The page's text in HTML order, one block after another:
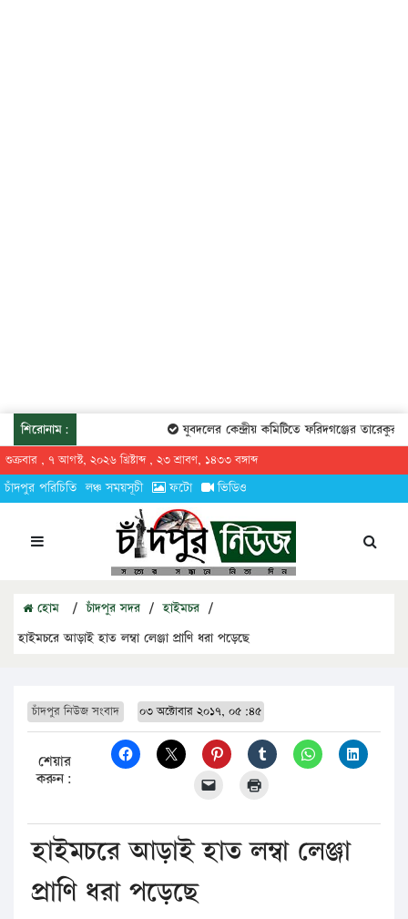
শিরোনাম: যুবদলের কেন্দ্রীয় কমিটিতে ফরিদগঞ্জের তারেকুর
শুক্রবার , ৭ আগস্ট, ২০২৬ খ্রিষ্টাব্দ , ২৩ শ্রাবণ, ১৪৩৩ বঙ্গাব্দ
চাঁদপুর পরিচিতি লঞ্চ সময়সূচী ফটো ভিডিও
হোম / চাঁদপুর সদর / হাইমচর /
হাইমচরে আড়াই হাত লম্বা লেঞ্জা প্রাণি ধরা পড়েছে
চাঁদপুর নিউজ সংবাদ ০৩ অক্টোবার ২০১৭, ০৫:৪৫
শেয়ার
করুন:
হাইমচরে আড়াই হাত লম্বা লেঞ্জা
প্রাণি ধরা পড়েছে